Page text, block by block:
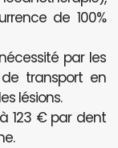
de 100%
par les
transport en
lésions.
123 € par dent